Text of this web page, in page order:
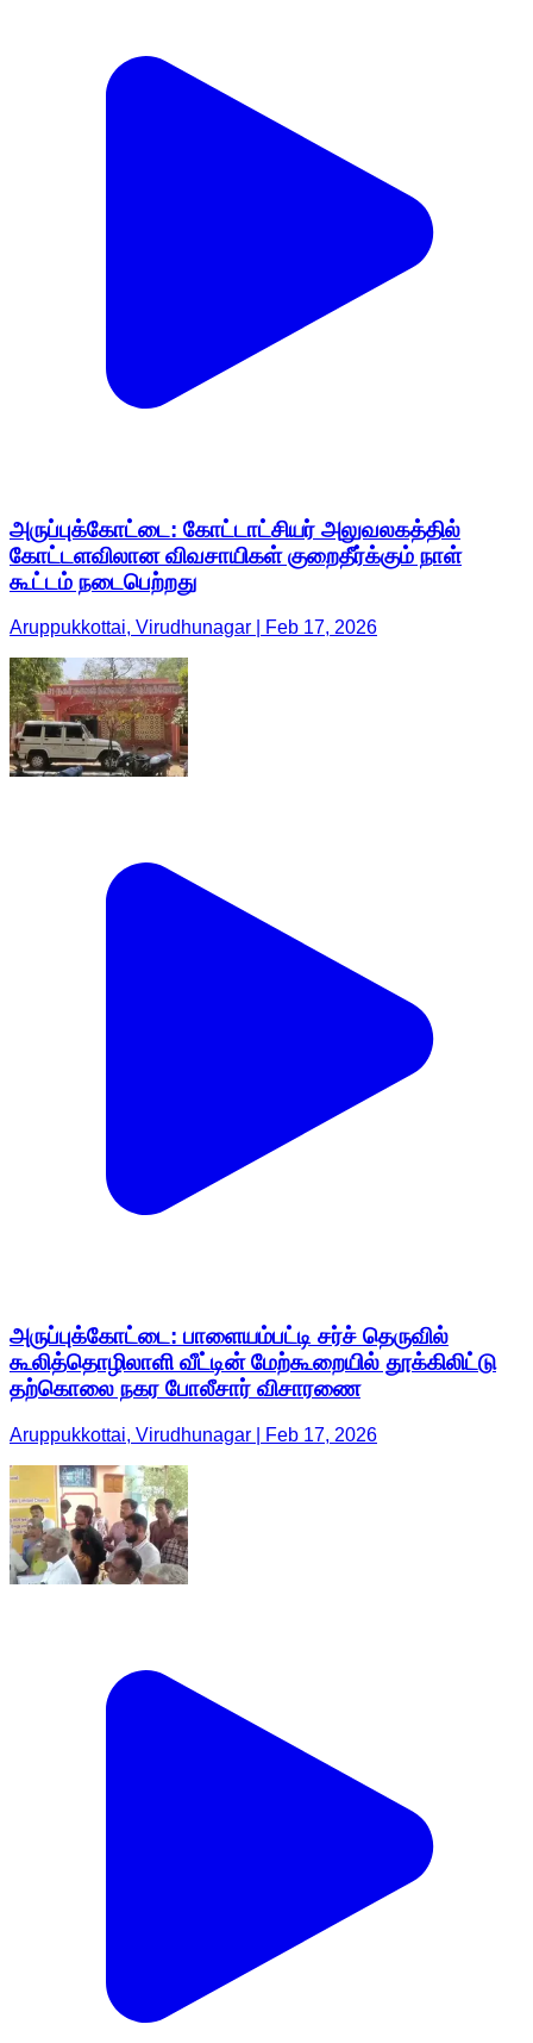
அருப்புக்கோட்டை: கோட்டாட்சியர் அலுவலகத்தில்
கோட்டளவிலான விவசாயிகள் குறைதீர்க்கும் நாள்
கூட்டம் நடைபெற்றது
Aruppukkottai, Virudhunagar | Feb 17, 2026
அருப்புக்கோட்டை: பாளையம்பட்டி சர்ச் தெருவில்
கூலித்தொழிலாளி வீட்டின் மேற்கூறையில் தூக்கிலிட்டு
தற்கொலை நகர போலீசார் விசாரணை
Aruppukkottai, Virudhunagar | Feb 17, 2026